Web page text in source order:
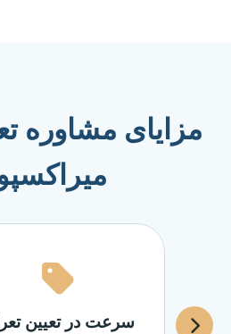
مزایای مشاوره
سرعت در تعیین